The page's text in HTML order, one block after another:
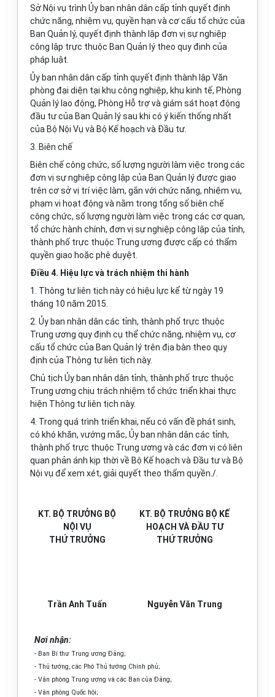
Sở Nội vụ trình Ủy ban nhân dân cấp tỉnh quyết định
chức năng, nhiệm vụ, quyền hạn và cơ cấu tổ chức của
Ban Quản lý, quyết định thành lập đơn vị sự nghiệp
công lập trực thuộc Ban Quản lý theo quy định của
pháp luật.
Ủy ban nhân dân cấp tỉnh quyết định thành lập Văn
phòng đại diện tại khu công nghiệp, khu kinh tế, Phòng
Quản lý lao động, Phòng Hỗ trợ và giám sát hoạt động
đầu tư của Ban Quản lý sau khi có ý kiến thống nhất
của Bộ Nội Vụ và Bộ Kế hoạch và Đầu tư.
3. Biên chế
Biên chế công chức, số lượng người làm việc trong các
đơn vị sự nghiệp công lập của Ban Quản lý được giao
trên cơ sở vị trí việc làm, gắn với chức năng, nhiệm vụ,
phạm vi hoạt động và nằm trong tổng số biên chế
công chức, số lượng người làm việc trong các cơ quan,
tổ chức hành chính, đơn vị sự nghiệp công lập của tỉnh,
thành phố trực thuộc Trung ương được cấp có thẩm
quyền giao hoặc phê duyệt.
Điều 4. Hiệu lực và trách nhiệm thi hành
1. Thông tư liên tịch này có hiệu lực kể từ ngày 19
tháng 10 năm 2015.
2. Ủy ban nhân dân các tỉnh, thành phố trực thuộc
Trung ương quy định cụ thể chức năng, nhiệm vụ, cơ
cấu tổ chức của Ban Quản lý trên địa bàn theo quy
định của Thông tư liên tịch này.
Chủ tịch Ủy ban nhân dân tỉnh, thành phố trực thuộc
Trung ương chịu trách nhiệm tổ chức triển khai thực
hiện Thông tư liên tịch này.
4. Trong quá trình triển khai, nếu có vấn đề phát sinh,
có khó khăn, vướng mắc, Ủy ban nhân dân các tỉnh,
thành phố trực thuộc Trung ương và các đơn vị có liên
quan phản ánh kịp thời về Bộ Kế hoạch và Đầu tư và Bộ
Nội vụ để xem xét, giải quyết theo thẩm quyền./.
KT. BỘ TRƯỞNG BỘ
NỘI VỤ
THỨ TRƯỞNG
Trần Anh Tuấn
KT. BỘ TRƯỞNG BỘ KẾ
HOẠCH VÀ ĐẦU TƯ
THỨ TRƯỞNG
Nguyễn Văn Trung
Nơi nhận:
- Ban Bí thư Trung ương Đảng;
- Thủ tướng, các Phó Thủ tướng Chính phủ;
- Văn phòng Trung ương và các Ban của Đảng;
- Văn phòng Quốc hội;